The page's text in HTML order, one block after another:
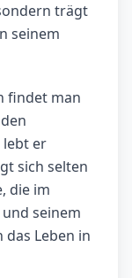
trägt
seinem
findet man
lebt er
sich selten
die im
seinem
Leben in